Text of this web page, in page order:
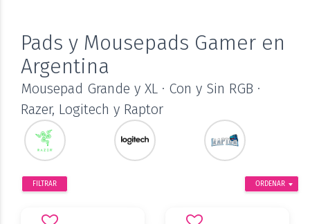
Pads y Mousepads Gamer en
Argentina
Mousepad Grande y XL · Con y Sin RGB ·
Razer, Logitech y Raptor
ORDENAR
FILTRAR